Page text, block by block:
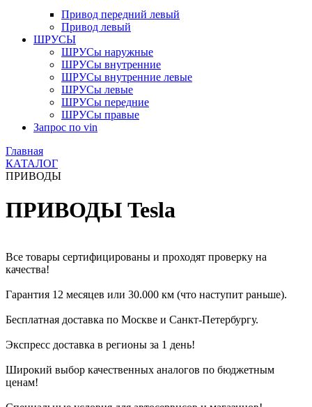
Привод передний левый
Привод левый
ШРУСЫ
ШРУСы наружные
ШРУСы внутренние
ШРУСы внутренние левые
ШРУСы левые
ШРУСы передние
ШРУСы правые
Запрос по vin
Главная
КАТАЛОГ
ПРИВОДЫ
ПРИВОДЫ Tesla
Все товары сертифицированы и проходят проверку на
качества!
Гарантия 12 месяцев или 30.000 км (что наступит раньше).
Бесплатная доставка по Москве и Санкт-Петербургу.
Экспресс доставка в регионы за 1 день!
Широкий выбор качественных аналогов по бюджетным
ценам!